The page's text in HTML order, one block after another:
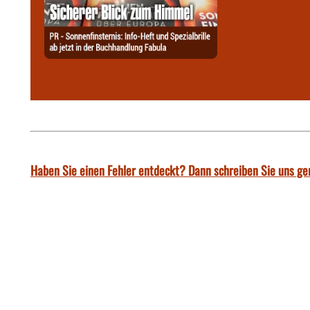
Haben Sie einen Fehler entdeckt? Dann schreiben Sie uns